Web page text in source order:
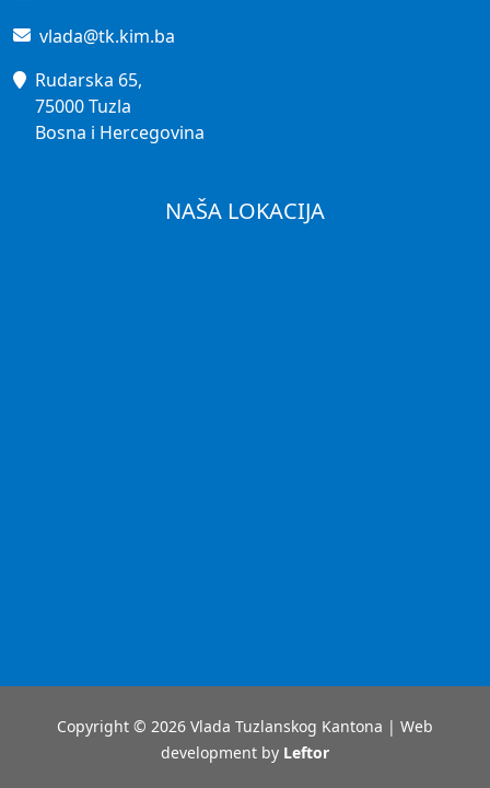
vlada@tk.kim.ba
Rudarska 65,
75000 Tuzla
Bosna i Hercegovina
NAŠA LOKACIJA
Copyright © 2026 Vlada Tuzlanskog Kantona | Web
development by Leftor